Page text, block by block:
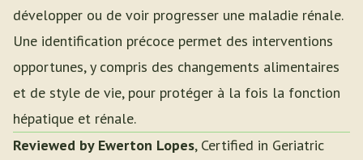
développer ou de voir progresser une maladie rénale.
Une identification précoce permet des interventions
opportunes, y compris des changements alimentaires
et de style de vie, pour protéger à la fois la fonction
hépatique et rénale.
Reviewed by Ewerton Lopes, Certified in Geriatric